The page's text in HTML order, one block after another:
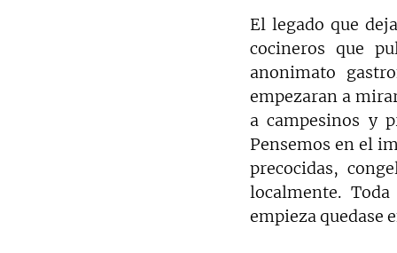
El legado que
cocineros que
anonimato
empezaran a
a campesinos y
Pensemos en el
precocidas,
localmente.
empieza quedase